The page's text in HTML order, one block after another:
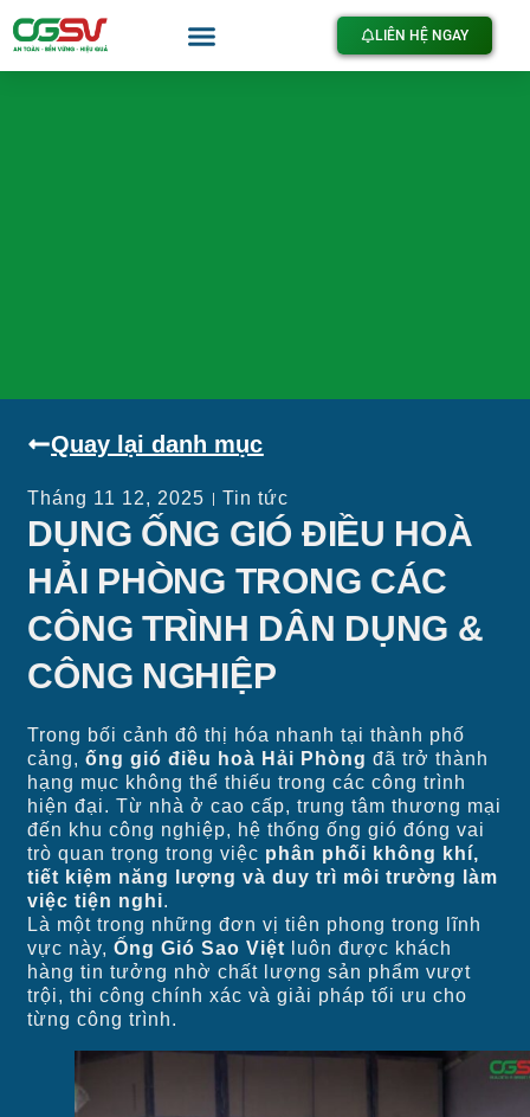
LIÊN HỆ NGAY
Quay lại danh mục
Tháng 11 12, 2025 Tin tức
DỤNG ỐNG GIÓ ĐIỀU HOÀ
HẢI PHÒNG TRONG CÁC
CÔNG TRÌNH DÂN DỤNG &
CÔNG NGHIỆP
Trong bối cảnh đô thị hóa nhanh tại thành phố
cảng,ống gió điều hoà Hải Phòng đã trở thành
hạng mục không thể thiếu trong các công trình
hiện đại. Từ nhà ở cao cấp, trung tâm thương mại
đến khu công nghiệp, hệ thống ống gió đóng vai
trò quan trọng trong việc phân phối không khí,
tiết kiệm năng lượng và duy trì môi trường làm
việc tiện nghi.
Là một trong những đơn vị tiên phong trong lĩnh
vực này,Ống Gió Sao Việt luôn được khách
hàng tin tưởng nhờ chất lượng sản phẩm vượt
trội, thi công chính xác và giải pháp tối ưu cho
từng công trình.